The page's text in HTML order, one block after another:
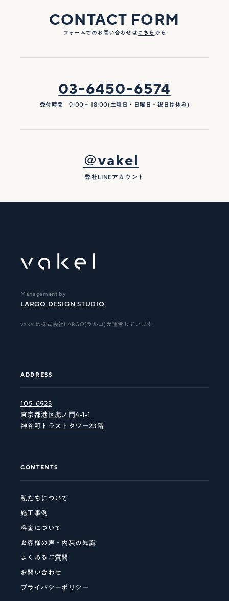
CONTACT FORM
フォームでのお問い合わせは こちら から
03-6450-6574
受付時間 9:00 ~ 18:00(土曜日・日曜日・祝日は休み)
＠vakel
弊社LINEアカウント
Management by
LARGO DESIGN STUDIO
vakelは株式会社LARGO(ラルゴ)が運営しています。
ADDRESS
105-6923
東京都港区虎ノ門4-1-1
神谷町トラストタワー23階
CONTENTS
私たちについて
施工事例
料金について
お客様の声・内装の知識
よくあるご質問
お問い合わせ
プライバシーポリシー